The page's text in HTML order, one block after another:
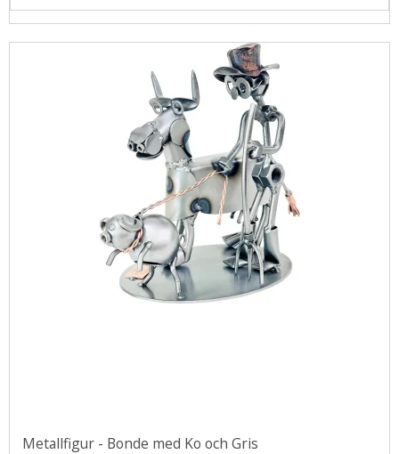
Metallfigur - Bonde med Ko och Gris